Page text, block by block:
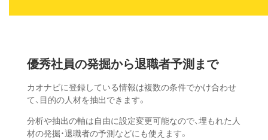
優秀社員の発掘から退職者予測まで
カオナビに登録している情報は複数の条件でかけ合わせ
て、目的の人材を抽出できます。
分析や抽出の軸は自由に設定変更可能なので、埋もれた人
材の発掘・退職者の予測などにも使えます。